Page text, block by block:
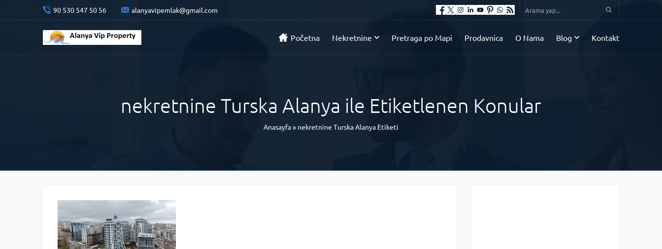
90 530 547 50 56 alanyavipemlak@gmail.com
Početna Nekretnine Pretraga po Mapi Prodavnica O Nama Blog Kontakt
nekretnine Turska Alanya ile Etiketlenen Konular
Anasayfa» nekretnine Turska Alanya Etiketi